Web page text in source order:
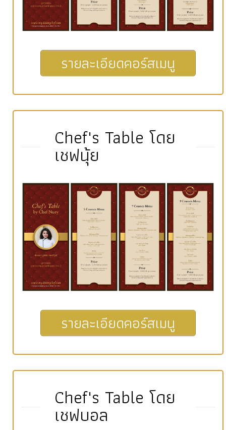
รายละเอียดคอร์สเมนู
Chef's Table โดย
เชฟนุ้ย
รายละเอียดคอร์สเมนู
Chef's Table โดย
เชฟบอล